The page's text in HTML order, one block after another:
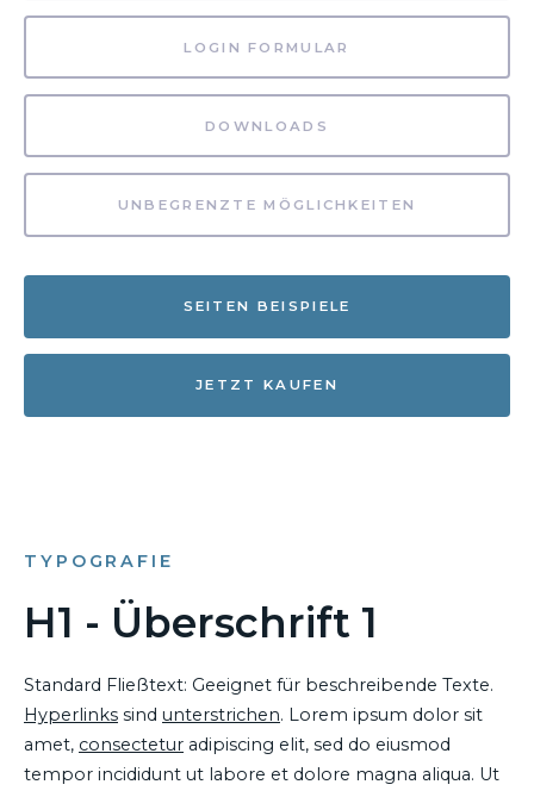
LOGIN FORMULAR
DOWNLOADS
UNBEGRENZTE MÖGLICHKEITEN
SEITEN BEISPIELE
JETZT KAUFEN
TYPOGRAFIE
H1 - Überschrift 1
Standard Fließtext: Geeignet für beschreibende Texte.
Hyperlinks sind unterstrichen. Lorem ipsum dolor sit
amet, consectetur adipiscing elit, sed do eiusmod
tempor incididunt ut labore et dolore magna aliqua. Ut